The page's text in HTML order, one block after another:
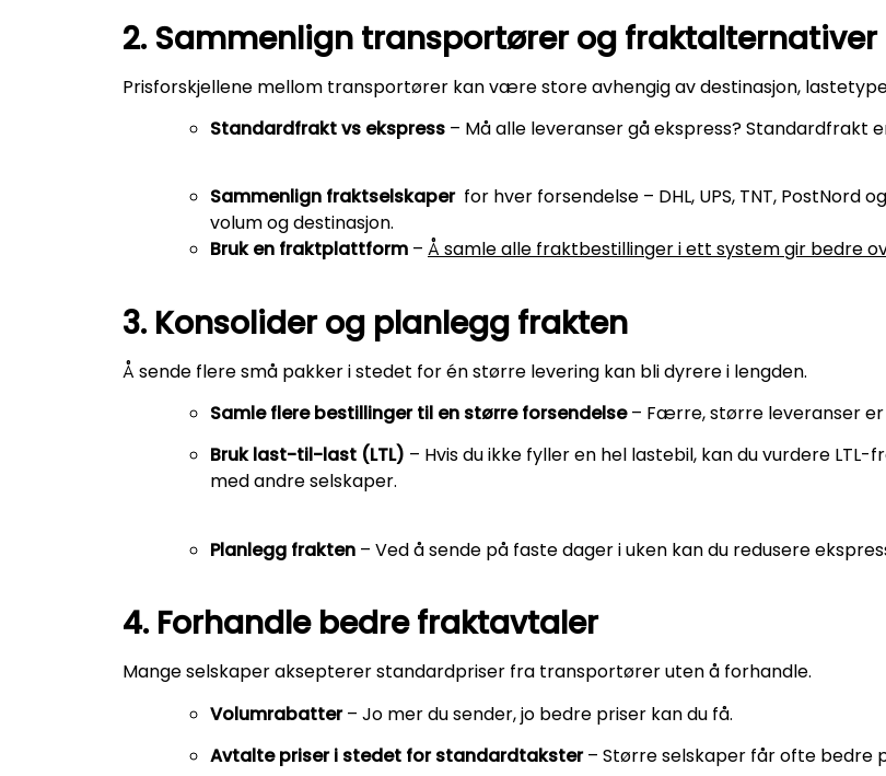
2. Sammenlign transportører og fraktalternativer
Prisforskjellene mellom transportører kan være store avhengig av destinasjon,
Standardfrakt vs ekspress – Må alle leveranser gå ekspress? Standardfrakt
Sammenlign fraktselskaperfor hver forsendelse – DHL, UPS, TNT, PostNord
volum og destinasjon.
Bruk en fraktplattform – Å samle alle fraktbestillinger i ett system gir bedre
3. Konsolider og planlegg frakten
Å sende flere små pakker i stedet for én større levering kan bli dyrere i lengden.
Samle flere bestillinger til en større forsendelse– Færre, større leveranser
Bruk last-til-last (LTL) – Hvis du ikke fyller en hel lastebil, kan du vurdere
med andre selskaper.
Planlegg frakten – Ved å sende på faste dager i uken kan du redusere
4. Forhandle bedre fraktavtaler
Mange selskaper aksepterer standardpriser fra transportører uten å forhandle.
Volumrabatter– Jo mer du sender, jo bedre priser kan du få.
Avtalte priser i stedet for standardtakster– Større selskaper får ofte bedre